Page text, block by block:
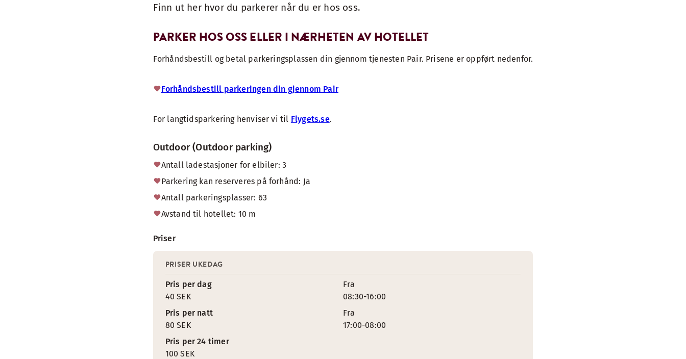
Finn ut her hvor du parkerer når du er hos oss.
PARKER HOS OSS ELLER I NÆRHETEN AV HOTELLET
Forhåndsbestill og betal parkeringsplassen din gjennom tjenesten Pair. Prisene er oppført nedenfor.
Forhåndsbestill parkeringen din gjennom Pair
For langtidsparkering henviser vi til Flygets.se.
Outdoor (Outdoor parking)
Antall ladestasjoner for elbiler: 3
Parkering kan reserveres på forhånd: Ja
Antall parkeringsplasser: 63
Avstand til hotellet: 10 m
Priser
PRISER UKEDAG
Pris per dag
40 SEK
Fra
08:30-16:00
Pris per natt
80 SEK
Fra
17:00-08:00
Pris per 24 timer
100 SEK